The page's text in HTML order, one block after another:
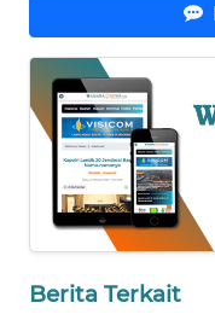
Berita Terkait
WN
BABEL
WN
SUMBAR
WN
WN